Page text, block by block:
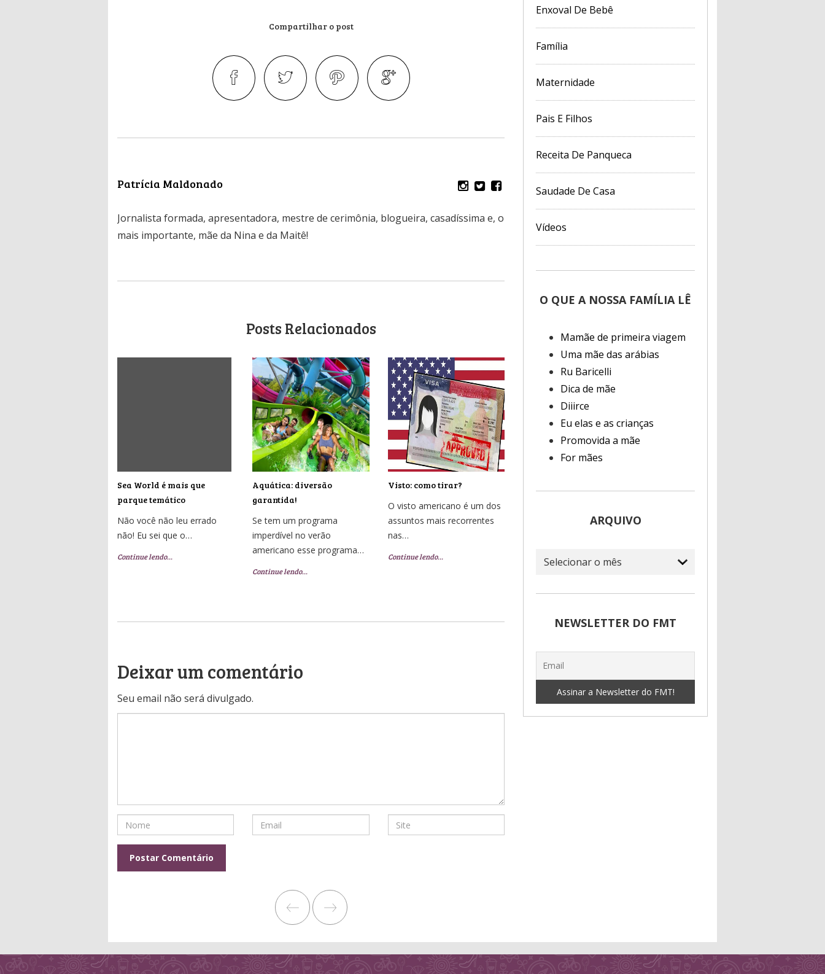
Compartilhar o post
Patrícia Maldonado
Jornalista formada, apresentadora, mestre de cerimônia, blogueira, casadíssima e, o
mais importante, mãe da Nina e da Maitê!
Posts Relacionados
Sea World é mais que
parque temático
Não você não leu errado
não! Eu sei que o…
Continue lendo…
Aquática: diversão
garantida!
Se tem um programa
imperdível no verão
americano esse programa…
Continue lendo…
Visto: como tirar?
O visto americano é um dos
assuntos mais recorrentes
nas…
Continue lendo…
Deixar um comentário
Seu email não será divulgado.
Enxoval De Bebê
Família
Maternidade
Pais E Filhos
Receita De Panqueca
Saudade De Casa
Vídeos
O QUE A NOSSA FAMÍLIA LÊ
Mamãe de primeira viagem
Uma mãe das arábias
Ru Baricelli
Dica de mãe
Diiirce
Eu elas e as crianças
Promovida a mãe
For mães
ARQUIVO
Arquivo
NEWSLETTER DO FMT